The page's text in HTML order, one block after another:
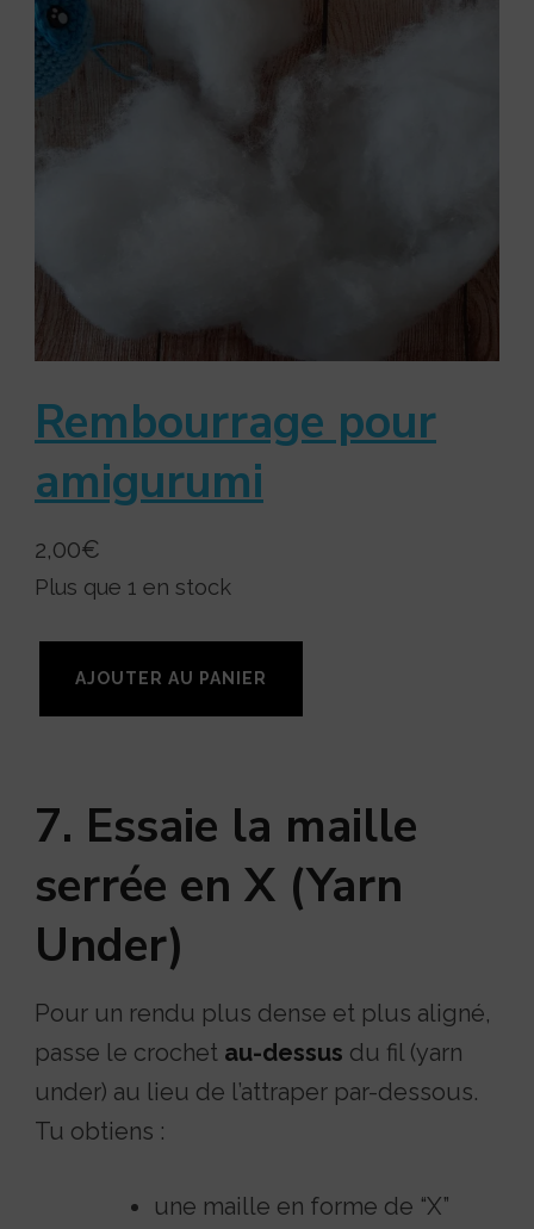
Rembourrage pour
amigurumi
2,00€
Plus que 1 en stock
t
t
é
e
R
e
m
AJOUTER AU PANIER
7. Essaie la maille
serrée en X (Yarn
Under)
Pour un rendu plus dense et plus aligné,
passe le crochet au-dessus du fil (yarn
under) au lieu de l’attraper par-dessous.
Tu obtiens :
une maille en forme de “X”